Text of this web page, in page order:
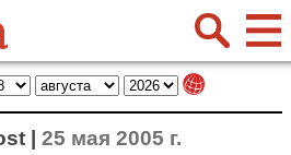
| 25 мая 2005 г.